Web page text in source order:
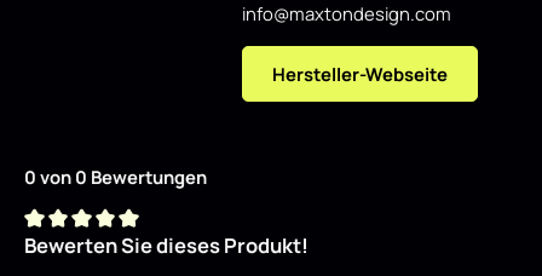
info@maxtondesign.com
Hersteller-Webseite
0 von 0 Bewertungen
Durchschnittliche Bewertung von 0 von 5 Sternen
Bewerten Sie dieses Produkt!